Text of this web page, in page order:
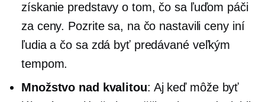
získanie predstavy o tom, čo sa ľuďom páči
za ceny. Pozrite sa, na čo nastavili ceny iní
ľudia a čo sa zdá byť predávané veľkým
tempom.
Množstvo nad kvalitou: Aj keď môže byť